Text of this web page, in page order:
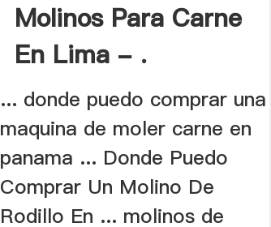
Molinos Para Carne
En Lima - .
... donde puedo comprar una
maquina de moler carne en
panama ... Donde Puedo
Comprar Un Molino De
Rodillo En ... molinos de